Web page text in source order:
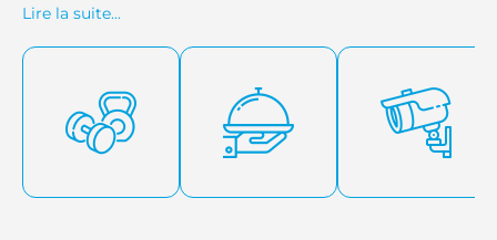
sur la silhouette de Dubai, y compris sur le Burj Khalifa.
Lire la suite...